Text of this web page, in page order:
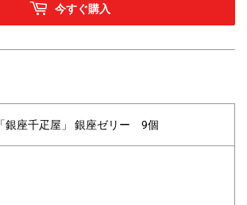
今すぐ購入
「銀座千疋屋」 銀座ゼリー 9個